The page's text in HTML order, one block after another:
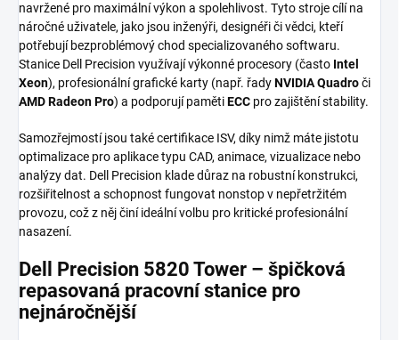
navržené pro maximální výkon a spolehlivost. Tyto stroje cílí na
náročné uživatele, jako jsou inženýři, designéři či vědci, kteří
potřebují bezproblémový chod specializovaného softwaru.
Stanice Dell Precision využívají výkonné procesory (často Intel
Xeon), profesionální grafické karty (např. řadyNVIDIA Quadroči
AMD Radeon Pro) a podporují pamětiECC pro zajištění stability.
Samozřejmostí jsou také certifikace ISV, díky nimž máte jistotu
optimalizace pro aplikace typu CAD, animace, vizualizace nebo
analýzy dat. Dell Precision klade důraz na robustní konstrukci,
rozšiřitelnost a schopnost fungovat nonstop v nepřetržitém
provozu, což z něj činí ideální volbu pro kritické profesionální
nasazení.
Dell Precision 5820 Tower – špičková
repasovaná pracovní stanice pro
nejnáročnější